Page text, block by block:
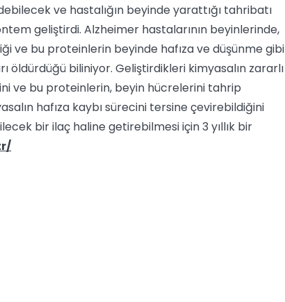
ve hastalığın beyinde yarattığı tahribatı
geliştirdi. Alzheimer hastalarının beyinlerinde,
ve bu proteinlerin beyinde hafıza ve düşünme gibi
öldürdüğü biliniyor. Geliştirdikleri kimyasalın zararlı
ve bu proteinlerin, beyin hücrelerini tahrip
hafıza kaybı sürecini tersine çevirebildiğini
bir ilaç haline getirebilmesi için 3 yıllık bir